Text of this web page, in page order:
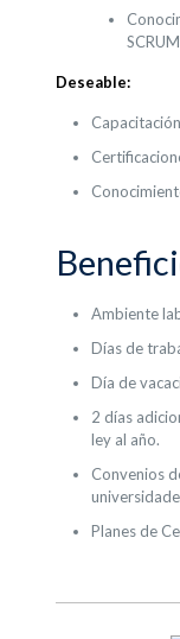
Deseable:
Ambiente
Días de
Día de
2 días
ley al año.
Convenios
Planes de